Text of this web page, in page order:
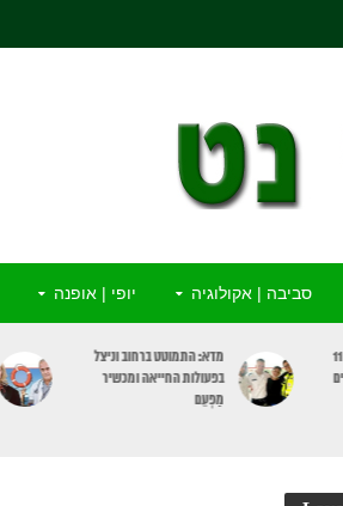
סביבה | אקולוגיה יופי | אופנה
חריש: “שמורת טבע” ובה 11
מדא: התמוטט ברחוב וניצל
בפעולות החייאה ומכשיר
מַפְעֵם